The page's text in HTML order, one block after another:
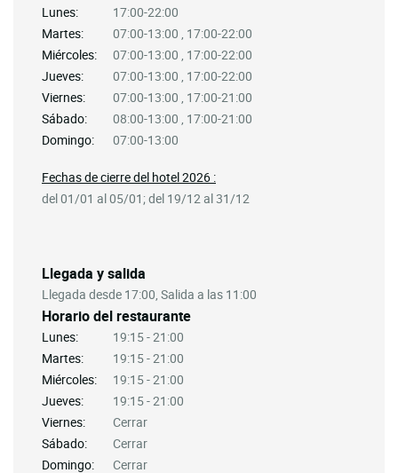
Lunes:
17:00-22:00
Martes:
07:00-13:00 , 17:00-22:00
Miércoles:
07:00-13:00 , 17:00-22:00
Jueves:
07:00-13:00 , 17:00-22:00
Viernes:
07:00-13:00 , 17:00-21:00
Sábado:
08:00-13:00 , 17:00-21:00
Domingo:
07:00-13:00
Llegada y salida
Llegada desde 17:00, Salida a las 11:00
Horario del restaurante
Lunes:
19:15 - 21:00
Martes:
19:15 - 21:00
Miércoles:
19:15 - 21:00
Jueves:
19:15 - 21:00
Viernes:
Cerrar
Sábado:
Cerrar
Domingo:
Cerrar
Fechas de cierre del hotel 2026 :
del 01/01 al 05/01; del 19/12 al 31/12